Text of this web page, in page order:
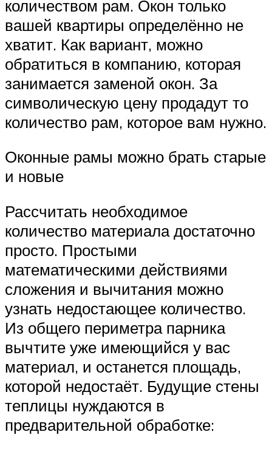
количеством рам. Окон только
вашей квартиры определённо не
хватит. Как вариант, можно
обратиться в компанию, которая
занимается заменой окон. За
символическую цену продадут то
количество рам, которое вам нужно.
Оконные рамы можно брать старые
и новые
Рассчитать необходимое
количество материала достаточно
просто. Простыми
математическими действиями
сложения и вычитания можно
узнать недостающее количество.
Из общего периметра парника
вычтите уже имеющийся у вас
материал, и останется площадь,
которой недостаёт. Будущие стены
теплицы нуждаются в
предварительной обработке: